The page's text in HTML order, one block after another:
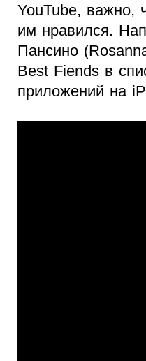
YouTube, важно,
им нравился.
Пансино
Best Fiends в
приложений на